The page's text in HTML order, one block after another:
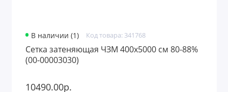
В наличии (1) Код товара: 341768
Сетка затеняющая ЧЗМ 400х5000 см 80-88%
(00-00003030)
10490.00р.